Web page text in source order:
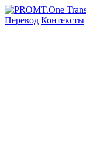
Перевод Контексты